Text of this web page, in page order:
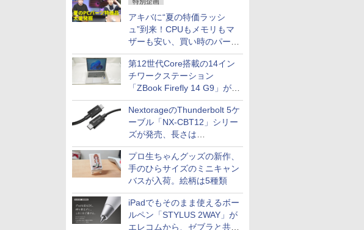
アキバに“夏の特価ラッシ
ュ”到来！CPUもメモリもマ
ザーも安い、買い時のパーツ
は？【8月7日(金)22時配信】
第12世代Core搭載の14イン
チワークステーション
「ZBook Firefly 14 G9」が
79,800円！秋葉原で中古PC
セール
NextorageのThunderbolt 5ケ
ーブル「NX-CBT12」シリー
ズが発売、長さは
30cm/50cm/1mの3種類
プロ生ちゃんグッズの新作、
手のひらサイズのミニキャン
バスが入荷。絵柄は5種類
iPadでもそのまま使えるボー
ルペン「STYLUS 2WAY」が
エレコムから、ゼブラと共同